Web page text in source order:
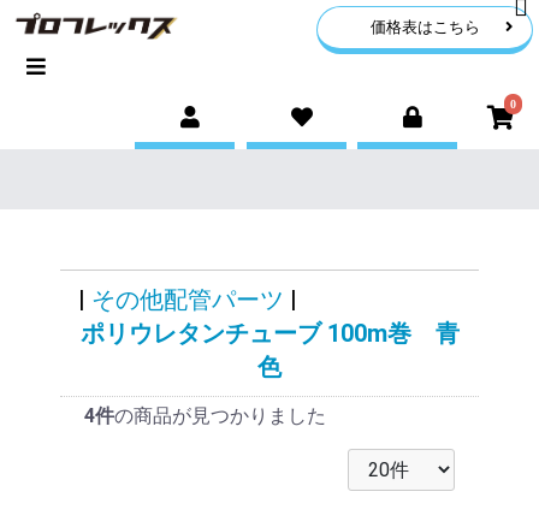
価格表はこちら
0
| その他配管パーツ |
ポリウレタンチューブ 100m巻 青
色
4件の商品が見つかりました